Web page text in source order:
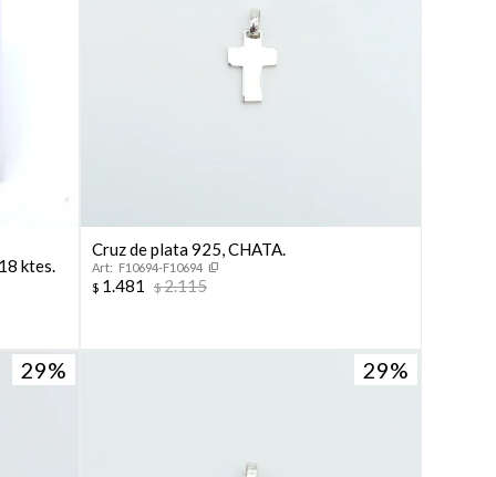
ktes.
Cruz de plata 925, CHATA.
F10694-F10694
$ 1.481 $2.115
29 29